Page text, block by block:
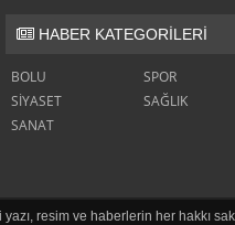
HABER KATEGORİLERİ
BOLU
SPOR
SİYASET
SAĞLIK
SANAT
resim ve haberlerin her hakkı